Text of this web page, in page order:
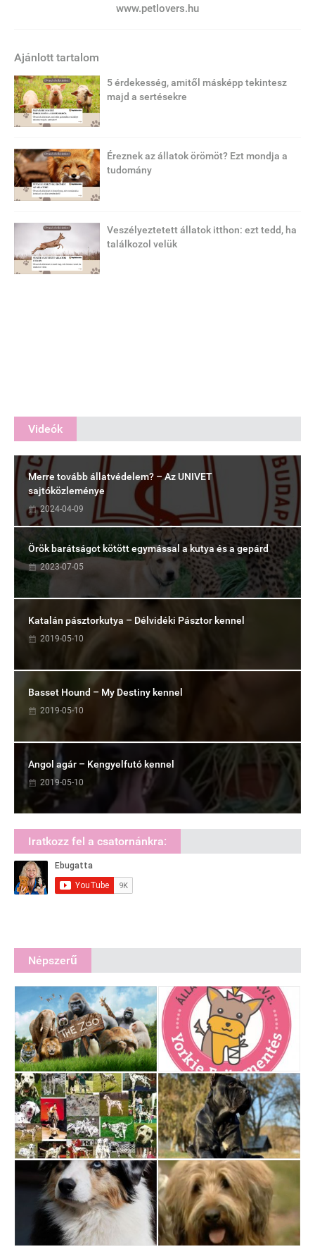
www.petlovers.hu
Ajánlott tartalom
5 érdekesség, amitől másképp tekintesz
majd a sertésekre
Éreznek az állatok örömöt? Ezt mondja a
tudomány
Veszélyeztetett állatok itthon: ezt tedd, ha
találkozol velük
Videók
Merre tovább állatvédelem? – Az UNIVET
sajtóközleménye
2024-04-09
Örök barátságot kötött egymással a kutya és a gepárd
2023-07-05
Katalán pásztorkutya – Délvidéki Pásztor kennel
2019-05-10
Basset Hound – My Destiny kennel
2019-05-10
Angol agár – Kengyelfutó kennel
2019-05-10
Iratkozz fel a csatornánkra:
Népszerű